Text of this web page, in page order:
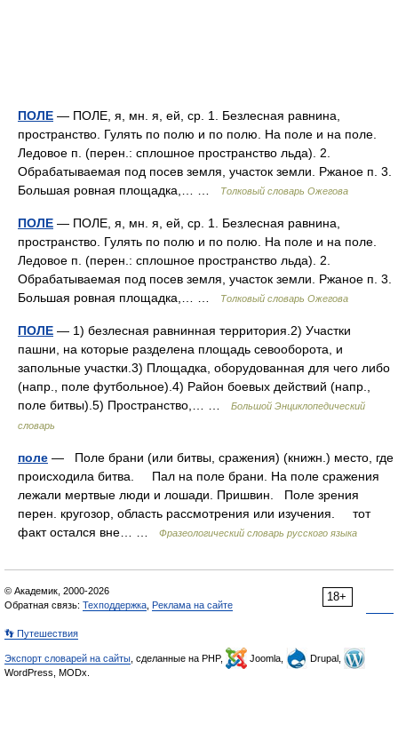
ПОЛЕ — ПОЛЕ, я, мн. я, ей, ср. 1. Безлесная равнина,
пространство. Гулять по полю и по полю. На поле и на поле.
Ледовое п. (перен.: сплошное пространство льда). 2.
Обрабатываемая под посев земля, участок земли. Ржаное п. 3.
Большая ровная площадка,… …
Толковый словарь Ожегова
ПОЛЕ — ПОЛЕ, я, мн. я, ей, ср. 1. Безлесная равнина,
пространство. Гулять по полю и по полю. На поле и на поле.
Ледовое п. (перен.: сплошное пространство льда). 2.
Обрабатываемая под посев земля, участок земли. Ржаное п. 3.
Большая ровная площадка,… …
Толковый словарь Ожегова
ПОЛЕ — 1) безлесная равнинная территория.2) Участки
пашни, на которые разделена площадь севооборота, и
запольные участки.3) Площадка, оборудованная для чего либо
(напр., поле футбольное).4) Район боевых действий (напр.,
поле битвы).5) Пространство,… …
Большой Энциклопедический
словарь
поле — Поле брани (или битвы, сражения) (книжн.) место, где
происходила битва. Пал на поле брани. На поле сражения
лежали мертвые люди и лошади. Пришвин. Поле зрения
перен. кругозор, область рассмотрения или изучения. тот
факт остался вне… …
Фразеологический словарь русского языка
18+
© Академик, 2000-2026
Обратная связь: Техподдержка Реклама на сайте
👣 Путешествия
Экспорт словарей на сайты , сделанные на PHP, Joomla,
Drupal,
WordPress, MODx.